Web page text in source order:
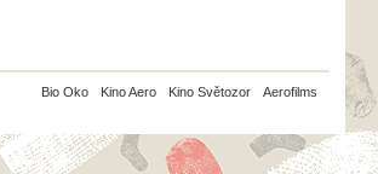
Bio Oko Kino Aero Kino Světozor Aerofilms